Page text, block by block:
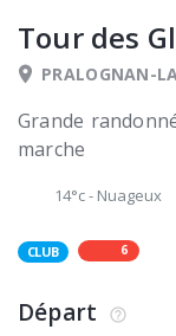
Tour des
PRALOGNAN-
Grande
marche
14°c- Nuageux
CLUB 6
Départ